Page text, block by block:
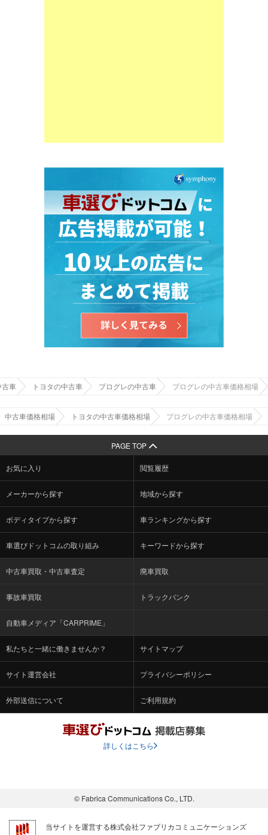
古車 トヨタの中古車 プログレの中古車 プログレの中古車価格相場
中古車価格相場 トヨタの中古車価格相場 プログレの中古車価格相場
PAGE TOP
お気に入り 閲覧履歴
メーカーから探す 地域から探す
ボディタイプから探す 車ランキングから探す
車選びドットコムの取り組み キーワードから探す
中古車買取・中古車査定 廃車買取
事故車買取 トラックバンク
自動車メディア「CARPRIME」
私たちと一緒に働きませんか？ サイトマップ
サイト運営会社 プライバシーポリシー
外部送信について ご利用規約
詳しくはこちら
© Fabrica Communications Co., LTD.
当サイトを運営する株式会社ファブリカコミュニケーションズ